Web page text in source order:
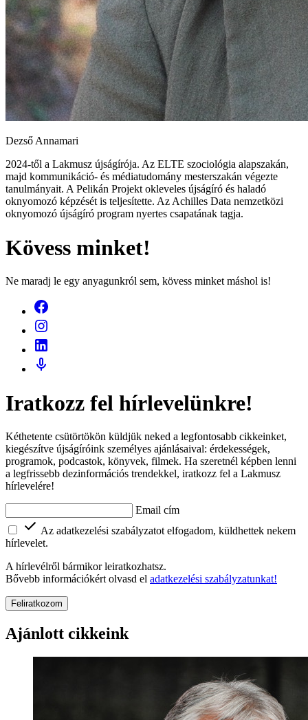
Dezső Annamari
2024-től a Lakmusz újságírója. Az ELTE szociológia alapszakán,
majd kommunikáció- és médiatudomány mesterszakán végezte
tanulmányait. A Pelikán Projekt okleveles újságíró és haladó
oknyomozó képzését is teljesítette. Az Achilles Data nemzetközi
oknyomozó újságíró program nyertes csapatának tagja.
Kövess minket!
Ne maradj le egy anyagunkról sem, kövess minket máshol is!
Iratkozz fel hírlevelünkre!
Kéthetente csütörtökön küldjük neked a legfontosabb cikkeinket,
kiegészítve újságíróink személyes ajánlásaival: érdekességek,
programok, podcastok, könyvek, filmek. Ha szeretnél képben lenni
a legfrissebb dezinformációs trendekkel, iratkozz fel a Lakmusz
hírlevelére!
Email cím
Az adatkezelési szabályzatot elfogadom, küldhettek nekem
hírlevelet.
A hírlevélről bármikor leiratkozhatsz.
Bővebb információkért olvasd el adatkezelési szabályzatunkat!
Feliratkozom
Ajánlott cikkeink